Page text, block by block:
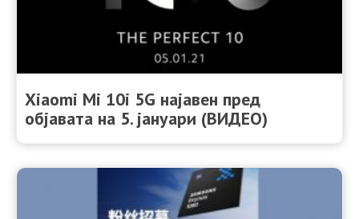
Xiaomi Mi 10i 5G најавен пред
објавата на 5. јануари (ВИДЕО)